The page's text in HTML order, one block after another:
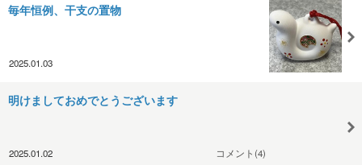
毎年恒例、干支の置物
2025.01.03
明けましておめでとうございます
2025.01.02 コメント(4)